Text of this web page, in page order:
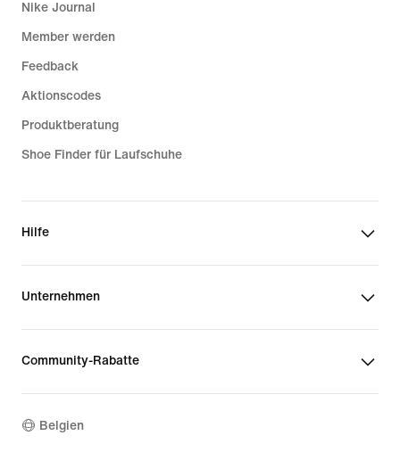
Nike Journal
Member werden
Feedback
Aktionscodes
Produktberatung
Shoe Finder für Laufschuhe
Hilfe
Unternehmen
Community-Rabatte
Belgien